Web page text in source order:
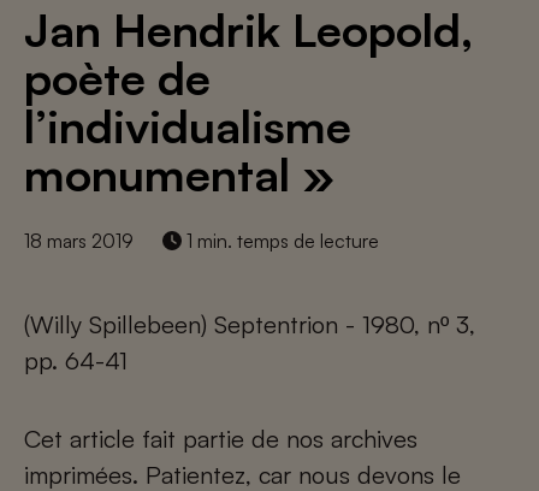
Jan Hendrik Leopold,
poète de
l’individualisme
monumental »
18 mars 2019 1 min. temps de lecture
(Willy Spillebeen) Septentrion - 1980, nº 3,
pp. 64-41
Cet article fait partie de nos archives
imprimées. Patientez, car nous devons le